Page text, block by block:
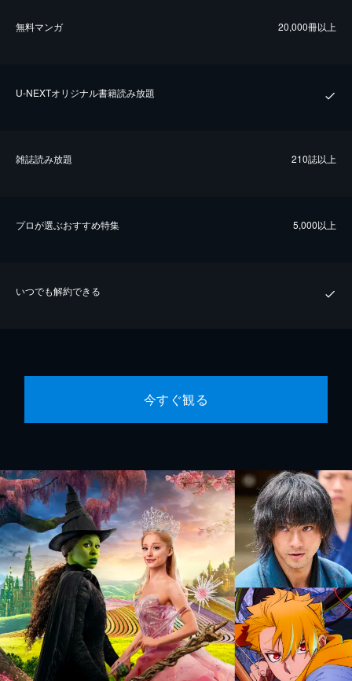
無料マンガ 20,000冊以上
U-NEXTオリジナル書籍読み放題
雑誌読み放題 210誌以上
プロが選ぶおすすめ特集 5,000以上
いつでも解約できる
今すぐ観る